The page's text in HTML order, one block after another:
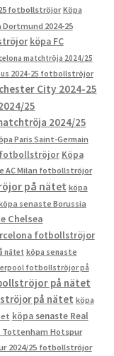
fotbollströjor Köpa
Dortmund 2024-25
köpa FC
matchtröja 2024/25
2024-25 fotbollströjor
City 2024-25
25
2024/25
Paris Saint-Germain
fotbollströjor Köpa
AC Milan fotbollströjor
på nätet köpa
senaste Borussia
Chelsea
fotbollströjor
nätet köpa senaste
fotbollströjor på
på nätet
på nätet köpa
köpa senaste Real
Tottenham Hotspur
2024/25 fotbollströjor